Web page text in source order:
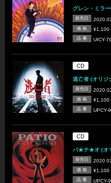
グレン・ミラ
発売日
価 格 ¥1,100
品 番 UICY-
CD
逃亡者 (オリジ
発売日
価 格 ¥1,100
品 番 UPCY-
CD
パ★テ★オ (オ
発売日
価 格 ¥1,100
品 番 UPCY-